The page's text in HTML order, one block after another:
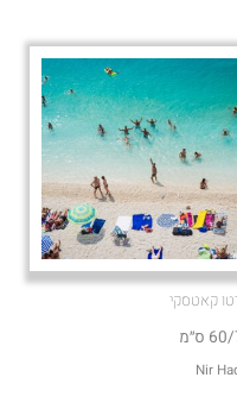
קאטסקי
ס״מ
Nir